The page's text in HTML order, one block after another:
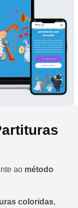
ao método
coloridas,